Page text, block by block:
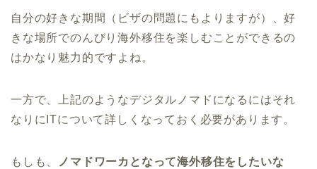
自分の好きな期間（ビザの問題にもよりますが）、好
きな場所でのんびり海外移住を楽しむことができるの
はかなり魅力的ですよね。
一方で、上記のようなデジタルノマドになるにはそれ
なりにITについて詳しくなっておく必要があります。
もしも、
ノマドワーカとなって海外移住をしたいな